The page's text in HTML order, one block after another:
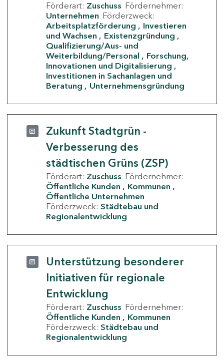
Förderart: Zuschuss Fördernehmer:
Unternehmen Förderzweck:
Arbeitsplatzförderung
Investieren
und Wachsen
Existenzgründung
Qualifizierung/Aus- und
Weiterbildung/Personal
Forschung,
Innovationen und Digitalisierung
Investitionen in Sachanlagen und
Beratung
Unternehmensgründung
Zukunft Stadtgrün -
Verbesserung des
städtischen Grüns (ZSP)
Förderart: Zuschuss Fördernehmer:
Öffentliche Kunden
Kommunen
Öffentliche Unternehmen
Förderzweck: Städtebau und
Regionalentwicklung
Unterstützung besonderer
Initiativen für regionale
Entwicklung
Förderart: Zuschuss Fördernehmer:
Öffentliche Kunden
Kommunen
Förderzweck: Städtebau und
Regionalentwicklung